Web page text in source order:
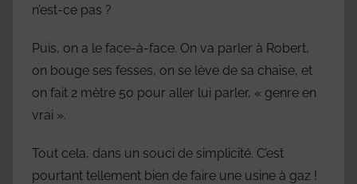
n’est-ce pas ?
Puis, on a le face-à-face. On va parler à Robert,
on bouge ses fesses, on se lève de sa chaise, et
on fait 2 mètre 50 pour aller lui parler, « genre en
vrai ».
Tout cela, dans un souci de simplicité. C’est
pourtant tellement bien de faire une usine à gaz !